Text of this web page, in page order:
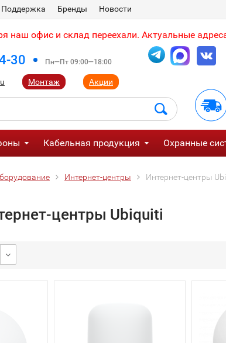
Поддержка Бренды Новости
наш офис и склад переехали. Актуальные
30 Пн—Пт 09:00—18:00
Монтаж Акции
Кабельная продукция Охранные
Интернет-центры Интернет-центры
центры Ubiquiti